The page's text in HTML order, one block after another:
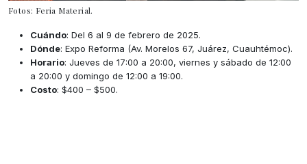
Fotos: Feria Material.
Cuándo: Del 6 al 9 de febrero de 2025.
Dónde: Expo Reforma (Av. Morelos 67, Juárez, Cuauhtémoc).
Horario: Jueves de 17:00 a 20:00, viernes y sábado de 12:00
a 20:00 y domingo de 12:00 a 19:00.
Costo: $400 – $500.